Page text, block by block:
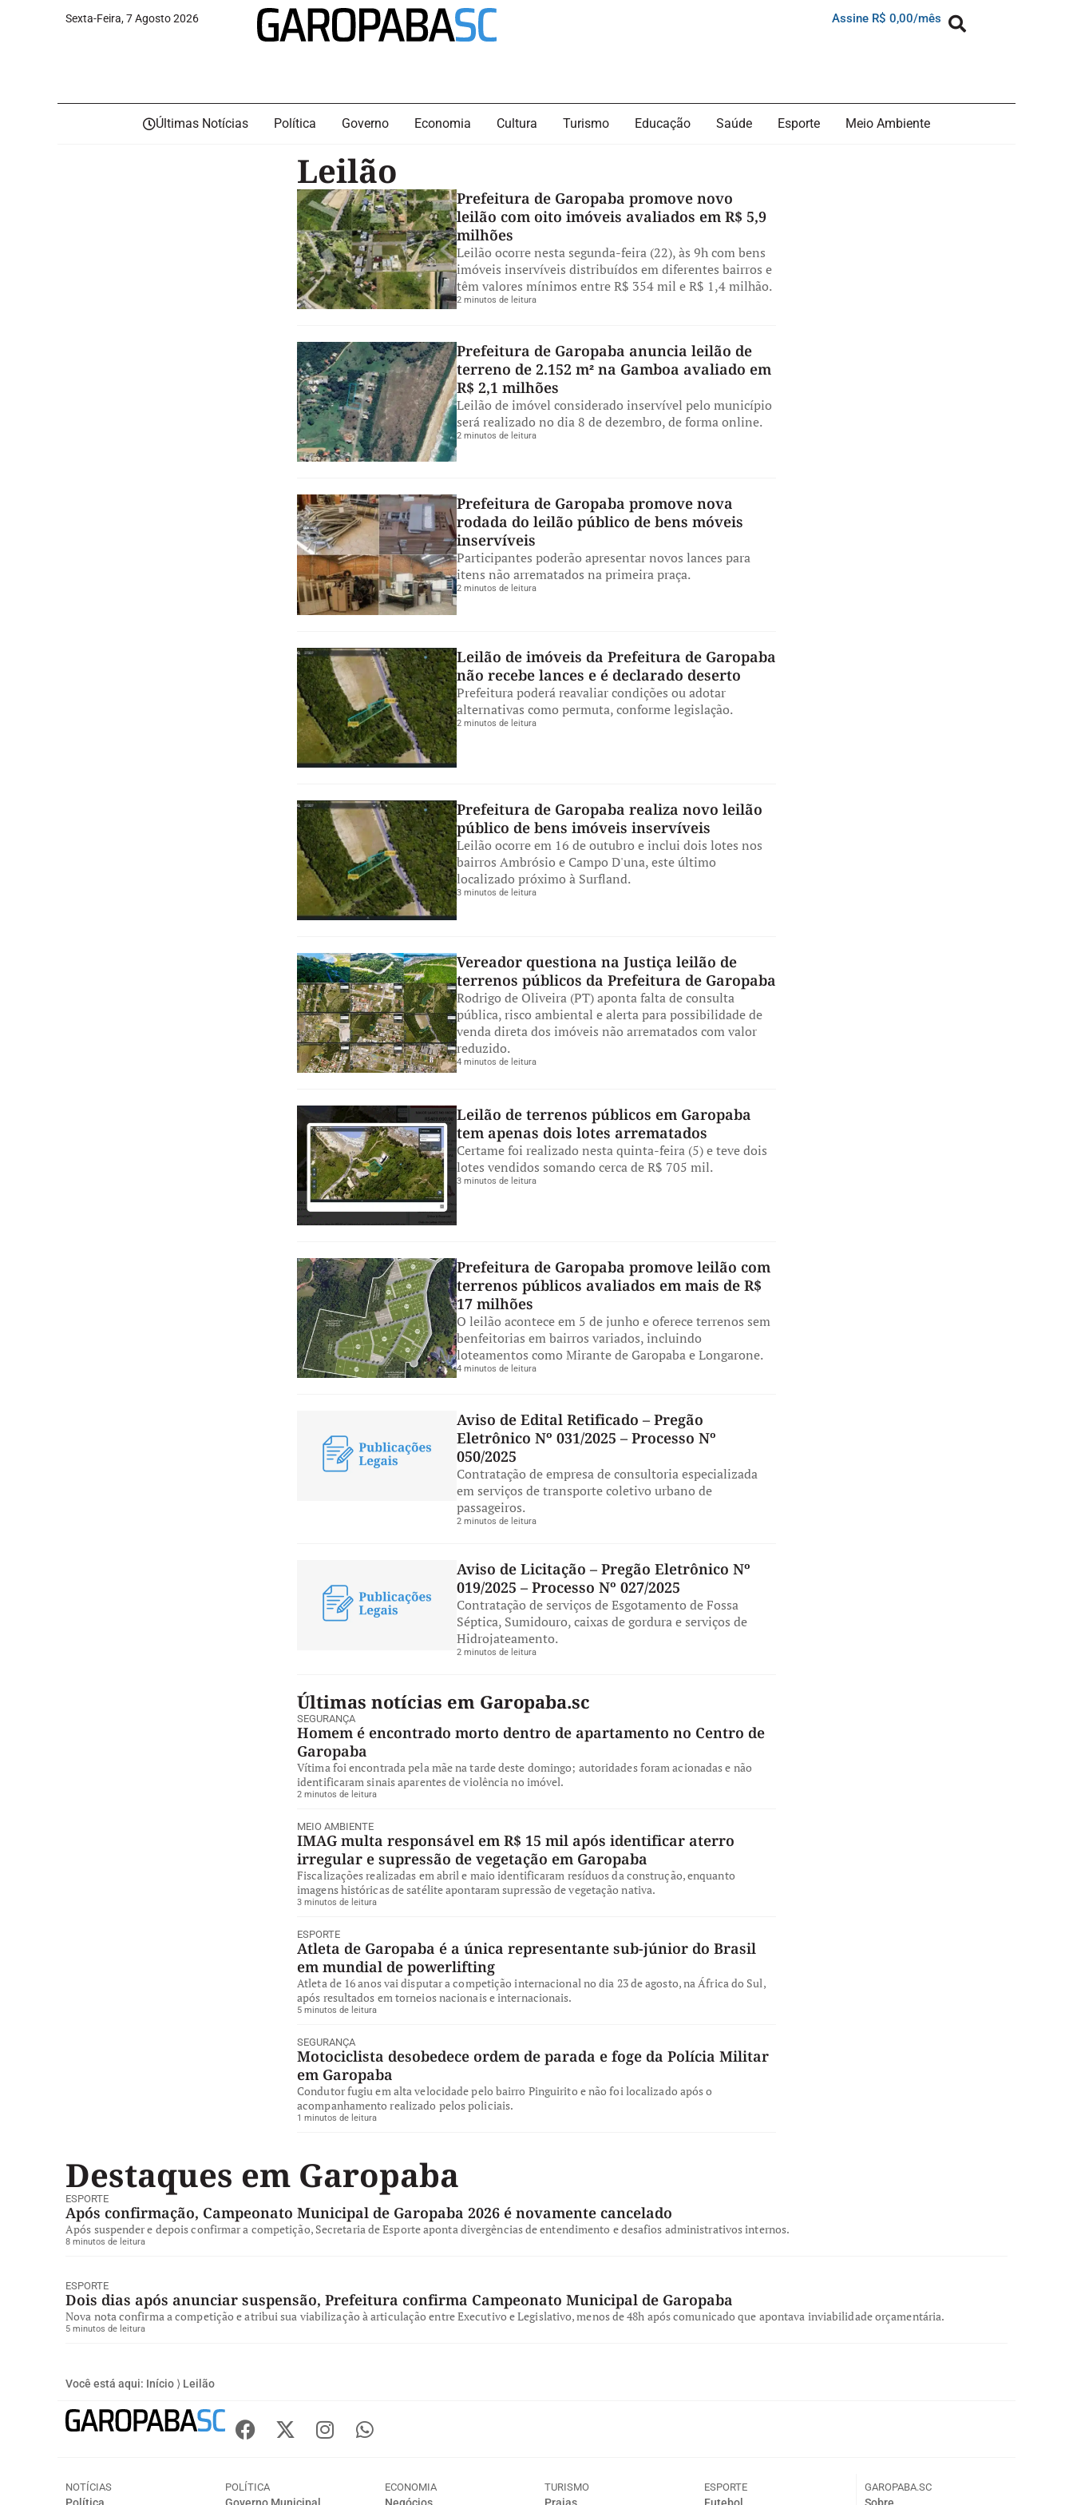
Sexta-Feira, 7 Agosto 2026 Assine R$ 0,00/mês
Últimas Notícias Política Governo Economia Cultura Turismo Educação Saúde Esporte Meio Ambiente
Leilão
Prefeitura de Garopaba promove novo
leilão com oito imóveis avaliados em R$ 5,9
milhões
Leilão ocorre nesta segunda-feira (22), às 9h com bens
imóveis inservíveis distribuídos em diferentes bairros e
têm valores mínimos entre R$ 354 mil e R$ 1,4 milhão.
2 minutos de leitura
Prefeitura de Garopaba anuncia leilão de
terreno de 2.152 m² na Gamboa avaliado em
R$ 2,1 milhões
Leilão de imóvel considerado inservível pelo município
será realizado no dia 8 de dezembro, de forma online.
2 minutos de leitura
Prefeitura de Garopaba promove nova
rodada do leilão público de bens móveis
inservíveis
Participantes poderão apresentar novos lances para
itens não arrematados na primeira praça.
2 minutos de leitura
Leilão de imóveis da Prefeitura de Garopaba
não recebe lances e é declarado deserto
Prefeitura poderá reavaliar condições ou adotar
alternativas como permuta, conforme legislação.
2 minutos de leitura
Prefeitura de Garopaba realiza novo leilão
público de bens imóveis inservíveis
Leilão ocorre em 16 de outubro e inclui dois lotes nos
bairros Ambrósio e Campo D'una, este último
localizado próximo à Surfland.
3 minutos de leitura
Vereador questiona na Justiça leilão de
terrenos públicos da Prefeitura de Garopaba
Rodrigo de Oliveira (PT) aponta falta de consulta
pública, risco ambiental e alerta para possibilidade de
venda direta dos imóveis não arrematados com valor
reduzido.
4 minutos de leitura
Leilão de terrenos públicos em Garopaba
tem apenas dois lotes arrematados
Certame foi realizado nesta quinta-feira (5) e teve dois
lotes vendidos somando cerca de R$ 705 mil.
3 minutos de leitura
Prefeitura de Garopaba promove leilão com
terrenos públicos avaliados em mais de R$
17 milhões
O leilão acontece em 5 de junho e oferece terrenos sem
benfeitorias em bairros variados, incluindo
loteamentos como Mirante de Garopaba e Longarone.
4 minutos de leitura
Aviso de Edital Retificado – Pregão
Eletrônico Nº 031/2025 – Processo Nº
050/2025
Contratação de empresa de consultoria especializada
em serviços de transporte coletivo urbano de
passageiros.
2 minutos de leitura
Aviso de Licitação – Pregão Eletrônico Nº
019/2025 – Processo Nº 027/2025
Contratação de serviços de Esgotamento de Fossa
Séptica, Sumidouro, caixas de gordura e serviços de
Hidrojateamento.
2 minutos de leitura
Últimas notícias em Garopaba.sc
SEGURANÇA
Homem é encontrado morto dentro de apartamento no Centro de
Garopaba
Vítima foi encontrada pela mãe na tarde deste domingo; autoridades foram acionadas e não
identificaram sinais aparentes de violência no imóvel.
2 minutos de leitura
MEIO AMBIENTE
IMAG multa responsável em R$ 15 mil após identificar aterro
irregular e supressão de vegetação em Garopaba
Fiscalizações realizadas em abril e maio identificaram resíduos da construção, enquanto
imagens históricas de satélite apontaram supressão de vegetação nativa.
3 minutos de leitura
ESPORTE
Atleta de Garopaba é a única representante sub-júnior do Brasil
em mundial de powerlifting
Atleta de 16 anos vai disputar a competição internacional no dia 23 de agosto, na África do Sul,
após resultados em torneios nacionais e internacionais.
5 minutos de leitura
SEGURANÇA
Motociclista desobedece ordem de parada e foge da Polícia Militar
em Garopaba
Condutor fugiu em alta velocidade pelo bairro Pinguirito e não foi localizado após o
acompanhamento realizado pelos policiais.
1 minutos de leitura
Destaques em Garopaba
ESPORTE
Após confirmação, Campeonato Municipal de Garopaba 2026 é novamente cancelado
Após suspender e depois confirmar a competição, Secretaria de Esporte aponta divergências de entendimento e desafios administrativos internos.
8 minutos de leitura
ESPORTE
Dois dias após anunciar suspensão, Prefeitura confirma Campeonato Municipal de Garopaba
Nova nota confirma a competição e atribui sua viabilização à articulação entre Executivo e Legislativo, menos de 48h após comunicado que apontava inviabilidade orçamentária.
5 minutos de leitura
Você está aqui: Início ⟩ Leilão
NOTÍCIAS POLÍTICA ECONOMIA TURISMO ESPORTE GAROPABA.SC